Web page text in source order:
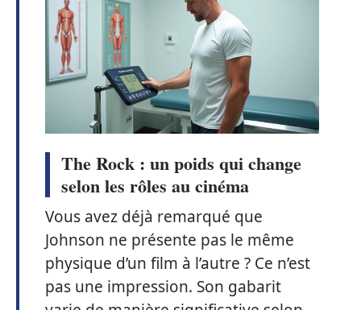
The Rock : un poids qui change
selon les rôles au cinéma
Vous avez déjà remarqué que
Johnson ne présente pas le même
physique d’un film à l’autre ? Ce n’est
pas une impression. Son gabarit